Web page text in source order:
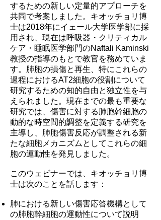
するための新しい定量的アプローチを
共同で考案しました。キオッチョリ博
士は2018年にイェール大学医学部に採
用され、現在は呼吸器・クリティカル
ケア・睡眠医学部門のNaftali Kaminski
教授の指導のもとで教官を務めていま
す。肺胞の損傷と再生、特にこれらの
過程におけるAT2細胞の役割について
研究するための知的自由と独立性を与
えられました。現在までの最も重要な
研究では、傷害に対する肺胞幹細胞の
動的な時空間的調整を定義する研究を
主導し、肺胞傷害反応が調整される新
たな細胞メカニズムとしてこれらの細
胞の運動性を発見しました。
このウェビナーでは、キオッチョリ博
士は次のことを話します：
肺における新しい傷害応答機構として
の肺胞幹細胞の運動性について説明